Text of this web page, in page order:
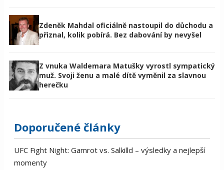
Zdeněk Mahdal oficiálně nastoupil do důchodu a
přiznal, kolik pobírá. Bez dabování by nevyšel
Z vnuka Waldemara Matušky vyrostl sympatický
muž. Svoji ženu a malé dítě vyměnil za slavnou
herečku
Doporučené články
UFC Fight Night: Gamrot vs. Salkilld – výsledky a nejlepší
momenty